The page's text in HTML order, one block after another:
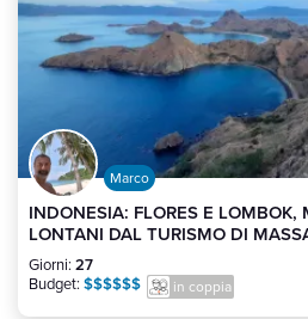
Marco
INDONESIA: FLORES E LOMBOK,
LONTANI DAL TURISMO DI
Giorni: 27
Budget: $$$$$$ in coppia